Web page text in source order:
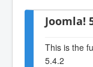
Joomla!
This is the
5.4.2